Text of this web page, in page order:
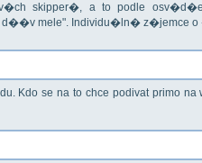
skipper�, a to podle
mele". Individu�ln� z�jemce
Kdo se na to chce podivat primo na